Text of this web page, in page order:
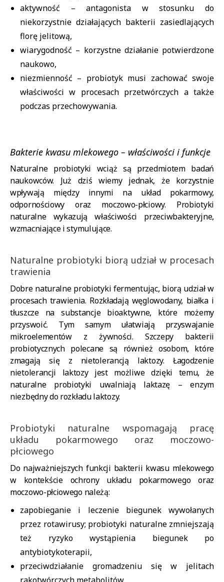
aktywność – antagonista w stosunku do
niekorzystnie działających bakterii zasiedlających
florę jelitową,
wiarygodność – korzystne działanie potwierdzone
naukowo,
niezmienność – probiotyk musi zachować swoje
właściwości w procesach przetwórczych a także
podczas przechowywania.
Bakterie kwasu mlekowego – właściwości i funkcje
Naturalne probiotyki wciąż są przedmiotem badań
naukowców. Już dziś wiemy jednak, że korzystnie
wpływają między innymi na układ pokarmowy,
odpornościowy oraz moczowo-płciowy. Probiotyki
naturalne wykazują właściwości przeciwbakteryjne,
wzmacniające i stymulujące.
Naturalne probiotyki biorą udział w procesach
trawienia
Dobre naturalne probiotyki fermentując, biorą udział w
procesach trawienia. Rozkładają węglowodany, białka i
tłuszcze na substancje bioaktywne, które możemy
przyswoić. Tym samym ułatwiają przyswajanie
mikroelementów z żywności. Szczepy bakterii
probiotycznych polecane są również osobom, które
zmagają się z nietolerancją laktozy. Łagodzenie
nietolerancji laktozy jest możliwe dzięki temu, że
naturalne probiotyki uwalniają laktazę – enzym
niezbędny do rozkładu laktozy.
Probiotyki naturalne wspomagają pracę
układu pokarmowego oraz moczowo-
płciowego
Do najważniejszych funkcji bakterii kwasu mlekowego
w kontekście ochrony układu pokarmowego oraz
moczowo-płciowego należą:
zapobieganie i leczenie biegunek wywołanych
przez rotawirusy; probiotyki naturalne zmniejszają
też ryzyko wystąpienia biegunek po
antybiotykoterapii,
przeciwdziałanie gromadzeniu się w jelitach